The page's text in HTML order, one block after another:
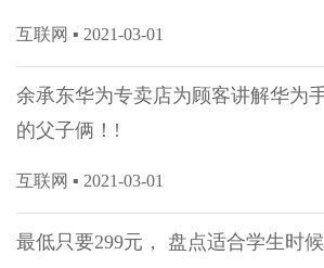
互联网 ▪ 2021-03-01
余承东华为专卖店为顾客讲解华为
的父子俩！!
互联网 ▪ 2021-03-01
最低只要299元， 盘点适合学生时